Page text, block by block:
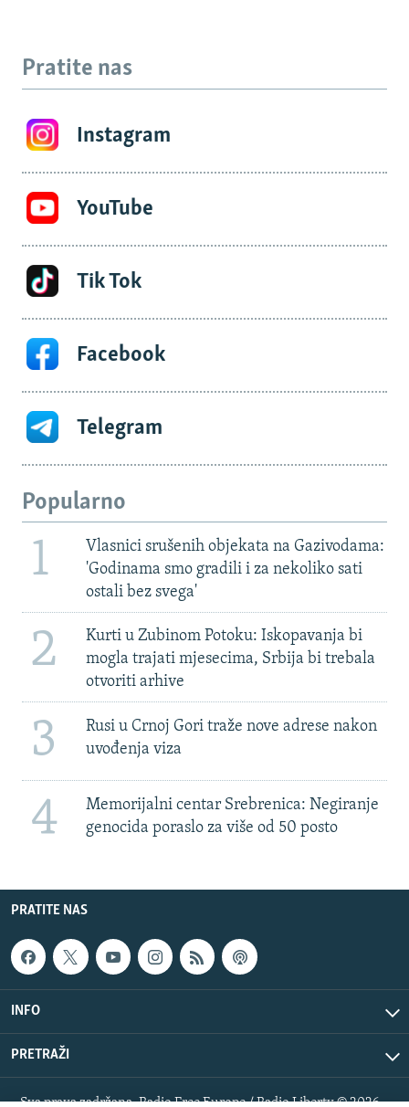
Pratite nas
Instagram
YouTube
Tik Tok
Facebook
Telegram
Popularno
1
Vlasnici srušenih objekata na Gazivodama:
'Godinama smo gradili i za nekoliko sati
ostali bez svega'
2
Kurti u Zubinom Potoku: Iskopavanja bi
mogla trajati mjesecima, Srbija bi trebala
otvoriti arhive
3
Rusi u Crnoj Gori traže nove adrese nakon
uvođenja viza
4
Memorijalni centar Srebrenica: Negiranje
genocida poraslo za više od 50 posto
PRATITE NAS
INFO
PRETRAŽI
Sva prava zadržana. Radio Free Europe / Radio Liberty © 2026